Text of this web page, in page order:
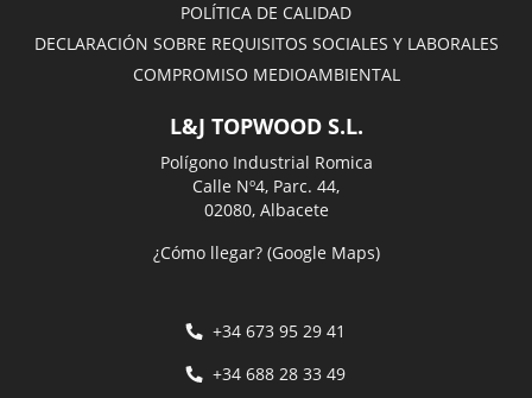
POLÍTICA DE CALIDAD
DECLARACIÓN SOBRE REQUISITOS SOCIALES Y LABORALES
COMPROMISO MEDIOAMBIENTAL
L&J TOPWOOD S.L.
Polígono Industrial Romica
Calle Nº4, Parc. 44,
02080, Albacete
¿Cómo llegar? (Google Maps)
+34 673 95 29 41
+34 688 28 33 49